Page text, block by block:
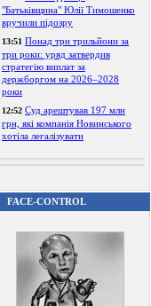
"Батьківщина" Юлії Тимошенко
вручили підозру
13:51 Понад три трильйони за
три роки: уряд затвердив
стратегію виплат за
держборгом на 2026–2028
роки
12:52 Суд арештував 197 млн
грн, які компанія Новинського
хотіла легалізувати
FACE-CONTROL